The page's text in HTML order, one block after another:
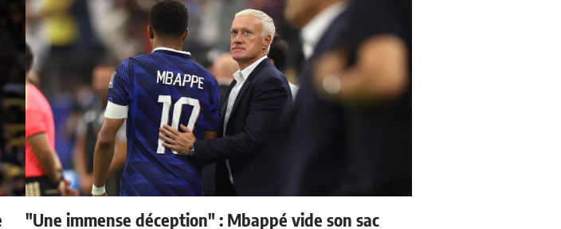
"Une immense déception" : Mbappé vide son sac